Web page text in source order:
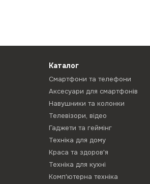
Каталог
Смартфони та телефони
Аксесуари для смартфонів
Навушники та колонки
Телевізори, відео
Гаджети та геймінг
Техніка для дому
Краса та здоров'я
Техніка для кухні
Комп'ютерна техніка